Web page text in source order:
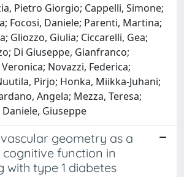
Pietro Giorgio; Cappelli, Simone;
Focosi, Daniele; Parenti, Martina;
Gliozzo, Giulia; Ciccarelli, Gea;
Di Giuseppe, Gianfranco;
Novazzi, Federica;
Pirjo; Honka, Miikka-Juhani;
Angela; Mezza, Teresa;
Giuseppe
geometry as a
function in
with type 1 diabetes